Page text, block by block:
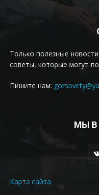
Только полезные
советы, которые могут
Пишите нам:
МЫ В
Карта сайта